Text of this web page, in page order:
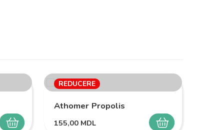
SELECTEAZĂ
REDUCERE
SELECTEAZĂ
Athomer Propolis
155,00 MDL